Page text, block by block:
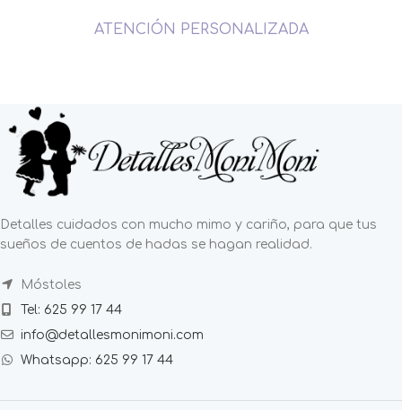
ATENCIÓN PERSONALIZADA
Detalles cuidados con mucho mimo y cariño, para que tus
sueños de cuentos de hadas se hagan realidad.
Móstoles
Tel: 625 99 17 44
info@detallesmonimoni.com
Whatsapp: 625 99 17 44